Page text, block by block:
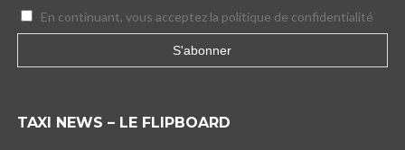
En continuant, vous acceptez la politique de confidentialité
TAXI NEWS – LE FLIPBOARD